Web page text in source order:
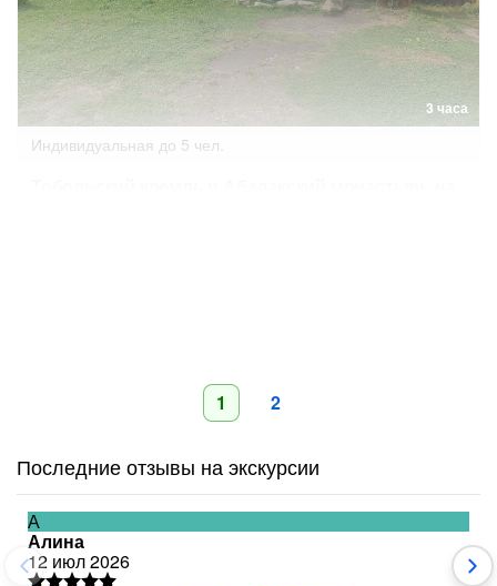
3 часа
Индивидуальная до 5 чел.
1 2
Последние отзывы на экскурсии
А
Алина
12 июл 2026